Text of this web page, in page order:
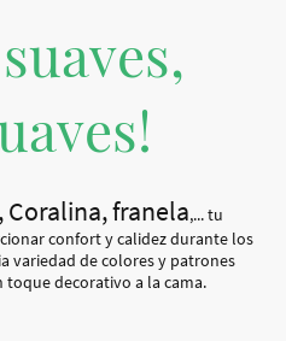
Coralina, franela,... tu
confort y calidez durante los
variedad de colores y patrones
toque decorativo a la cama.